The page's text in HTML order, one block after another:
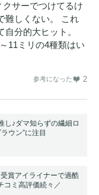
クサーでつけてるけ
難しくない。 これ
分的大ヒット。
11ミリの4種類はい
参考になった 2
し♪ダマ知らずの繊細ロ
ウン”に注目
賞アイライナーで過酷
コミ高評価続々／